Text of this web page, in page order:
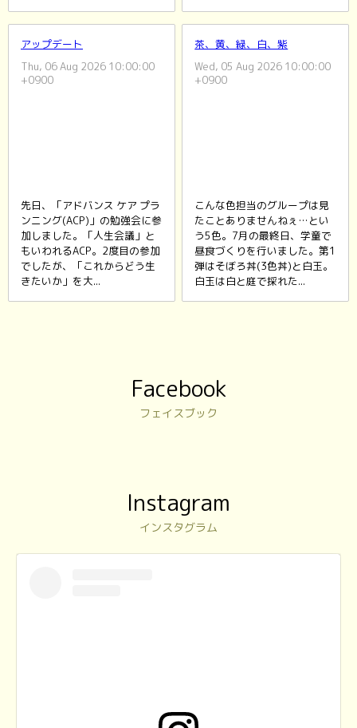
アップデート
Thu, 06 Aug 2026 10:00:00
+0900
先日、「アドバンス ケア プラ
ンニング(ACP)」の勉強会に参
加しました。「人生会議」と
もいわれるACP。2度目の参加
でしたが、「これからどう生
きたいか」を大...
茶、黄、緑、白、紫
Wed, 05 Aug 2026 10:00:00
+0900
こんな色担当のグループは見
たことありませんねぇ…とい
う5色。7月の最終日、学童で
昼食づくりを行いました。第1
弾はそぼろ丼(3色丼)と白玉。
白玉は白と庭で採れた...
Facebook
フェイスブック
Instagram
インスタグラム